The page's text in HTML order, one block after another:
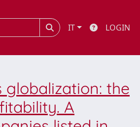
IT LOGIN
globalization: the
A